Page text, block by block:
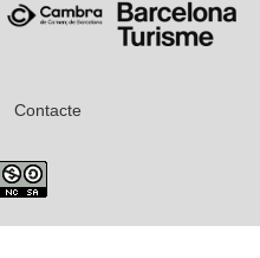
Contacte